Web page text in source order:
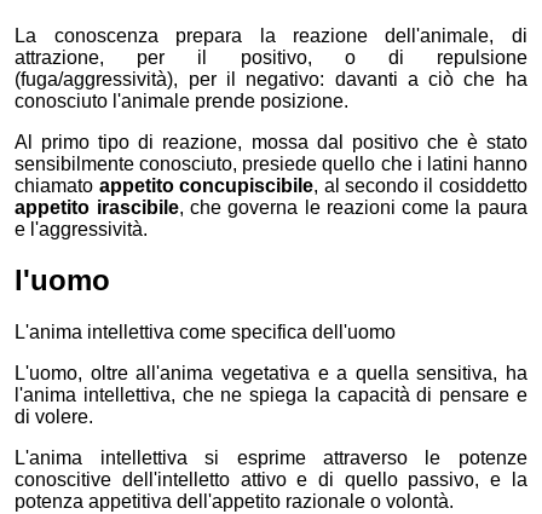
La conoscenza prepara la reazione dell'animale, di
attrazione, per il positivo, o di repulsione
(fuga/aggressività), per il negativo: davanti a ciò che ha
conosciuto l'animale prende posizione.
Al primo tipo di reazione, mossa dal positivo che è stato
sensibilmente conosciuto, presiede quello che i latini hanno
chiamato appetito concupiscibile, al secondo il cosiddetto
appetito irascibile, che governa le reazioni come la paura
e l'aggressività.
l'uomo
L'anima intellettiva come specifica dell'uomo
L'uomo, oltre all'anima vegetativa e a quella sensitiva, ha
l'anima intellettiva, che ne spiega la capacità di pensare e
di volere.
L'anima intellettiva si esprime attraverso le potenze
conoscitive dell'intelletto attivo e di quello passivo, e la
potenza appetitiva dell'appetito razionale o volontà.